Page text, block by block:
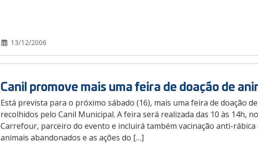
13/12/2006
Canil promove mais uma feira de doação de
Está prevista para o próximo sábado (16), mais uma feira de doação
recolhidos pelo Canil Municipal. A feira será realizada das 10 às 14h,
Carrefour, parceiro do evento e incluirá também vacinação anti-rábica
animais abandonados e as ações do […]